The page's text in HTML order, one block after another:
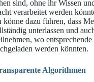
sind, ohne ihr Wissen
verarbeitet werden
könne dazu führen, dass
unterlassen und
wo
werden könnten.
Algorithmen